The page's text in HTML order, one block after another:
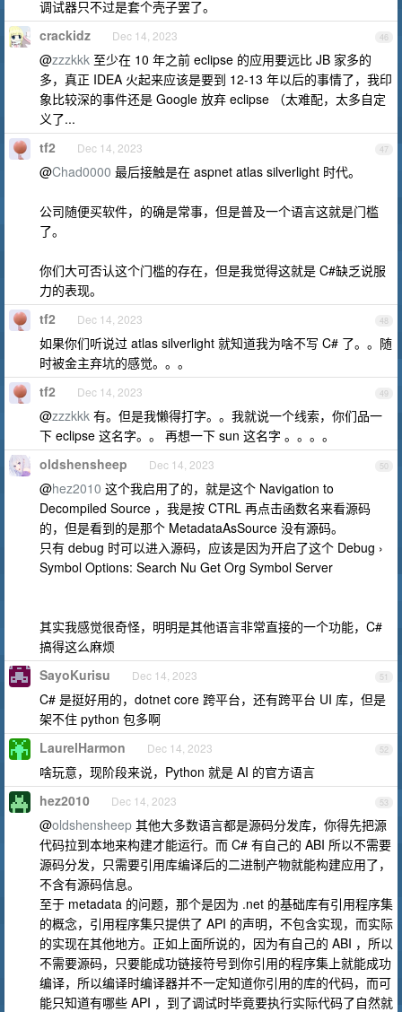
调试器只不过是套个壳子罢了。
46
crackidz Dec 14, 2023
@zzzkkk 至少在 10 年之前 eclipse 的应用要远比 JB 家多的
多，真正 IDEA 火起来应该是要到 12-13 年以后的事情了，我印
象比较深的事件还是 Google 放弃 eclipse （太难配，太多自定
义了...
47
tf2 Dec 14, 2023
@Chad0000 最后接触是在 aspnet atlas silverlight 时代。
公司随便买软件，的确是常事，但是普及一个语言这就是门槛
了。
你们大可否认这个门槛的存在，但是我觉得这就是 C#缺乏说服
力的表现。
48
tf2 Dec 14, 2023
如果你们听说过 atlas silverlight 就知道我为啥不写 C# 了。。随
时被金主弃坑的感觉。。。
49
tf2 Dec 14, 2023
@zzzkkk 有。但是我懒得打字。。我就说一个线索，你们品一
下 eclipse 这名字。。 再想一下 sun 这名字 。。。。
50
oldshensheep Dec 14, 2023
@hez2010 这个我启用了的，就是这个 Navigation to
Decompiled Source ，我是按 CTRL 再点击函数名来看源码
的，但是看到的是那个 MetadataAsSource 没有源码。
只有 debug 时可以进入源码，应该是因为开启了这个 Debug ›
Symbol Options: Search Nu Get Org Symbol Server
其实我感觉很奇怪，明明是其他语言非常直接的一个功能，C#
搞得这么麻烦
51
SayoKurisu Dec 14, 2023
C# 是挺好用的，dotnet core 跨平台，还有跨平台 UI 库，但是
架不住 python 包多啊
52
LaurelHarmon Dec 14, 2023
啥玩意，现阶段来说，Python 就是 AI 的官方语言
53
hez2010 Dec 14, 2023
@oldshensheep 其他大多数语言都是源码分发库，你得先把源
代码拉到本地来构建才能运行。而 C# 有自己的 ABI 所以不需要
源码分发，只需要引用库编译后的二进制产物就能构建应用了，
不含有源码信息。
至于 metadata 的问题，那个是因为 .net 的基础库有引用程序集
的概念，引用程序集只提供了 API 的声明，不包含实现，而实际
的实现在其他地方。正如上面所说的，因为有自己的 ABI ，所以
不需要源码，只要能成功链接符号到你引用的程序集上就能成功
编译，所以编译时编译器并不一定知道你引用的库的代码，而可
能只知道有哪些 API ，到了调试时毕竟要执行实际代码了自然就